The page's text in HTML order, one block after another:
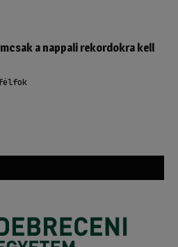
a nappali rekordokra kell